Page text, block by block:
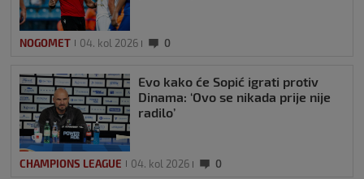
NOGOMET 04. kol 2026 0
Evo kako će Sopić igrati protiv
Dinama: ‘Ovo se nikada prije nije
radilo’
CHAMPIONS LEAGUE 04. kol 2026 0